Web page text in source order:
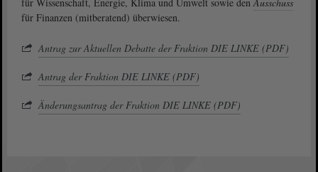
für Finanzen (mitberatend) überwiesen.
Antrag zur Aktuellen Debatte der Fraktion DIE LINKE (PDF)
Antrag der Fraktion DIE LINKE (PDF)
Änderungsantrag der Fraktion DIE LINKE (PDF)